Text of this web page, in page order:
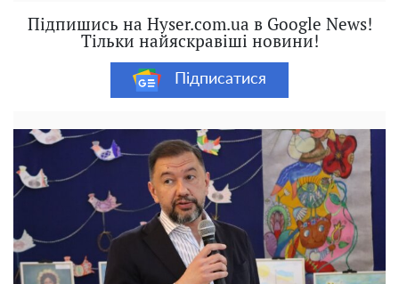
Підпишись на Hyser.com.ua в Google News!
Тільки найяскравіші новини!
Підписатися